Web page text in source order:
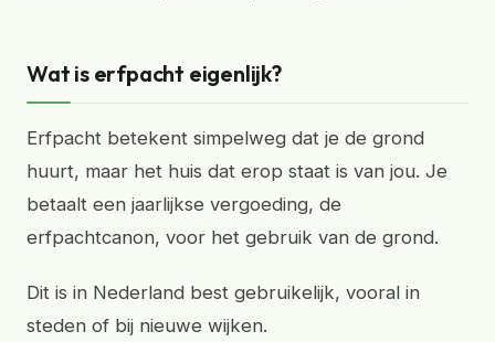
Wat is erfpacht eigenlijk?
Erfpacht betekent simpelweg dat je de grond
huurt, maar het huis dat erop staat is van jou. Je
betaalt een jaarlijkse vergoeding, de
erfpachtcanon, voor het gebruik van de grond.
Dit is in Nederland best gebruikelijk, vooral in
steden of bij nieuwe wijken.